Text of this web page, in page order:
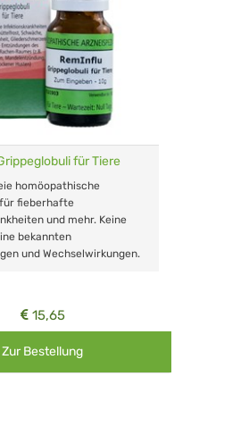
für Tiere
homöopathische
fieberhafte
und mehr. Keine
bekannten
und Wechselwirkungen.
15,65
Zur Bestellung